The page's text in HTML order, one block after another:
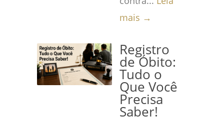
mais →
Registro
de Óbito:
Tudo o
Que Você
Precisa
Saber!